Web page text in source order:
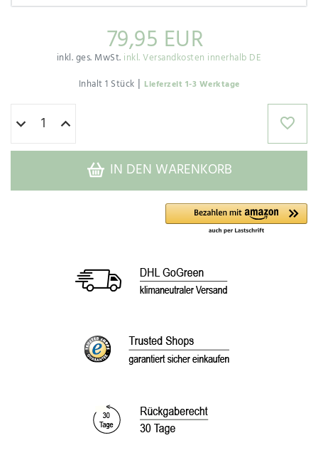
79,95 EUR
inkl. ges. MwSt. inkl. Versandkosten innerhalb DE
Inhalt1 Stück | Lieferzeit 1-3 Werktage
IN DEN WARENKORB